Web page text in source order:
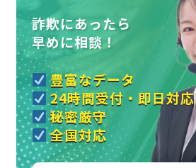
詐欺にあったら
早めに相談！
豊富なデータ
24時間受付・即日対応
秘密厳守
全国対応